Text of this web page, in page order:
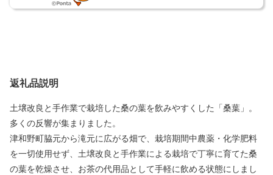
返礼品説明
土壌改良と手作業で栽培した桑の葉を飲みやすくした「桑葉」。
多くの反響が集まりました。
津和野町脇元から滝元に広がる畑で、栽培期間中農薬・化学肥料
を一切使用せず、土壌改良と手作業による栽培で丁寧に育てた桑
の葉を乾燥させ、お茶の代用品として手軽に飲める状態にしまし